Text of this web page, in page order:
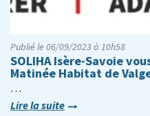
Publié le 06/09/2023 à 10h58
SOLIHA Isère-Savoie
Matinée Habitat de
…
Lire la suite